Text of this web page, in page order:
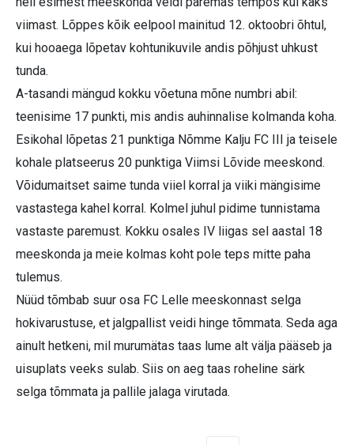
viimast. Lõppes kõik eelpool mainitud 12. oktoobri õhtul,
kui hooaega lõpetav kohtunikuvile andis põhjust uhkust
tunda.
A-tasandi mängud kokku võetuna mõne numbri abil:
teenisime 17 punkti, mis andis auhinnalise kolmanda koha.
Esikohal lõpetas 21 punktiga Nõmme Kalju FC III ja teisele
kohale platseerus 20 punktiga Viimsi Lõvide meeskond.
Võidumaitset saime tunda viiel korral ja viiki mängisime
vastastega kahel korral. Kolmel juhul pidime tunnistama
vastaste paremust. Kokku osales IV liigas sel aastal 18
meeskonda ja meie kolmas koht pole teps mitte paha
tulemus.
Nüüd tõmbab suur osa FC Lelle meeskonnast selga
hokivarustuse, et jalgpallist veidi hinge tõmmata. Seda aga
ainult hetkeni, mil murumätas taas lume alt välja pääseb ja
uisuplats veeks sulab. Siis on aeg taas roheline särk
selga tõmmata ja pallile jalaga virutada.